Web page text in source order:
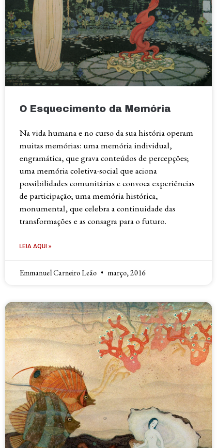
O Esquecimento da Memória
Na vida humana e no curso da sua história operam
muitas memórias: uma memória individual,
engramática, que grava conteúdos de percepções;
uma memória coletiva-social que aciona
possibilidades comunitárias e convoca experiências
de participação; uma memória histórica,
monumental, que celebra a continuidade das
transformações e as consagra para o futuro.
LEIA AQUI »
Emmanuel Carneiro Leão março, 2016